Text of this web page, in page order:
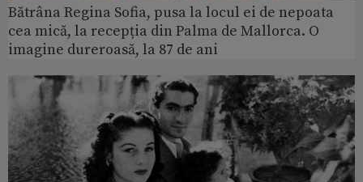
Bătrâna Regina Sofia, pusa la locul ei de nepoata
cea mică, la recepția din Palma de Mallorca. O
imagine dureroasă, la 87 de ani